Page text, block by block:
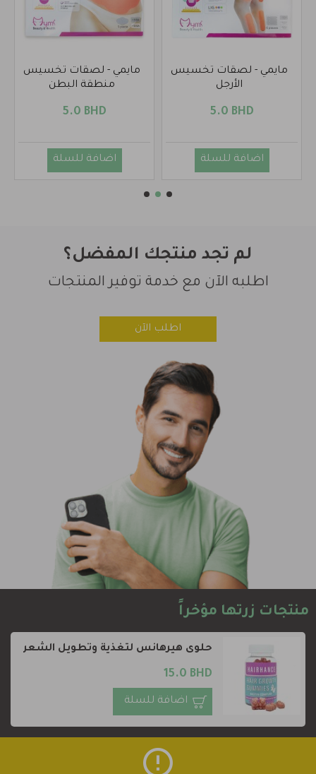
مايمي - لصقات تخسيس
الأرجل
5.0 BHD
اضافة للسلة
مايمي - لصقات تخسيس
منطقة البطن
5.0 BHD
اضافة للسلة
لم تجد منتجك المفضل؟
اطلبه الآن مع خدمة توفير المنتجات
اطلب الآن
منتجات زرتها مؤخراً
حلوى هيرهانس لتغذية وتطويل الشعر
15.0 BHD
اضافة للسلة